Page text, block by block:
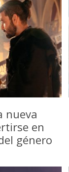
nueva
en
género